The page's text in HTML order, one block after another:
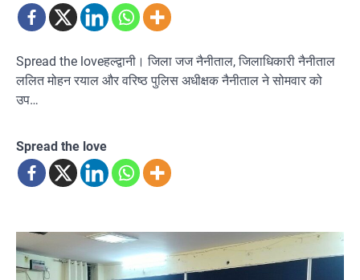
Spread the loveहल्द्वानी। जिला जज नैनीताल, जिलाधिकारी नैनीताल
ललित मोहन रयाल और वरिष्ठ पुलिस अधीक्षक नैनीताल ने सोमवार को
उप…
Spread the love